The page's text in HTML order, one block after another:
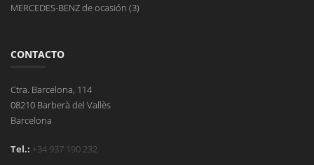
MERCEDES-BENZ de ocasión (3)
CONTACTO
Ctra. Barcelona, 114
08210 Barberà del Vallès
Barcelona
Tel.: +34 937 190 232